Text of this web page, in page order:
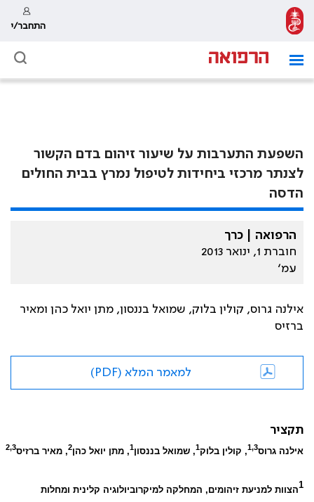
התחבר/י
השפעת התערבות על שיעור זיהום בדם הקשור
לצנתר מרכזי ביחידות לטיפול נמרץ בבית החולים
הדסה
הרפואה | כרך
חוברת 1, ינואר 2013
עמ׳
אילנה גרוס, קולין בלוק, שמואל בננסון, מתן יואל כהן ומאיר
ברזיס
למאמר המלא (PDF)
תקציר
אילנה גרוס1,3, קולין בלוק1, שמואל בננסון1, מתן יואל כהן2, מאיר ברזיס2,3
1הצוות למניעת זיהומים, המחלקה למיקרוביולוגיה קלינית ומחלות